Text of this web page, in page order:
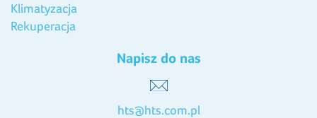
Klimatyzacja
Rekuperacja
Napisz do nas
hts@hts.com.pl